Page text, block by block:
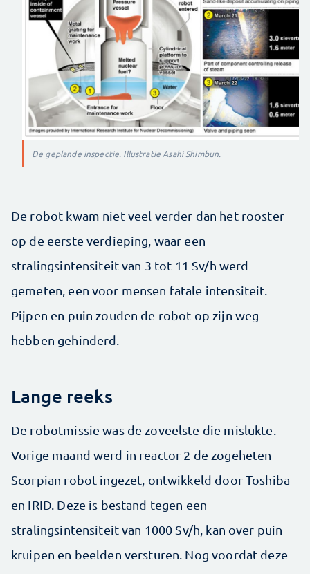
De geplande inspectie. Illustratie Asahi Shimbun.
De robot kwam niet veel verder dan het rooster
op de eerste verdieping, waar een
stralingsintensiteit van 3 tot 11 Sv/h werd
gemeten, een voor mensen fatale intensiteit.
Pijpen en puin zouden de robot op zijn weg
hebben gehinderd.
Lange reeks
De robotmissie was de zoveelste die mislukte.
Vorige maand werd in reactor 2 de zogeheten
Scorpian robot ingezet, ontwikkeld door Toshiba
en IRID. Deze is bestand tegen een
stralingsintensiteit van 1000 Sv/h, kan over puin
kruipen en beelden versturen. Nog voordat deze